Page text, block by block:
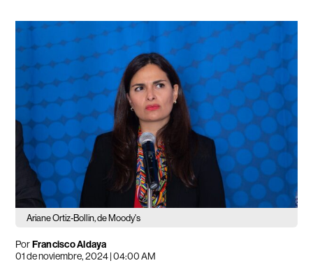
Ariane Ortiz-Bollin, de Moody's
PorFrancisco Aldaya
01 de noviembre, 2024 | 04:00 AM